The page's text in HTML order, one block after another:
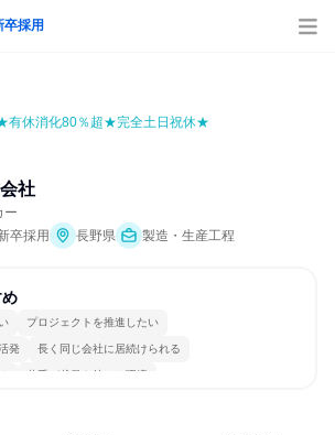
卒採用
有休消化80％超★完全土日祝休★
社
ー
卒採用 長野県 製造・生産工程
プロジェクトを推進したい
発 長く同じ会社に居続けられる
若手が裁量を持てる環境